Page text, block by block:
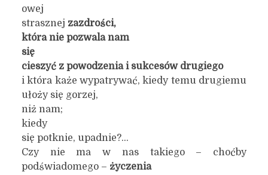
owej
strasznej zazdrości,
która nie pozwalanam
się
cieszyć z powodzenia i sukcesów drugiego
i która każe wypatrywać, kiedy temu drugiemu
ułoży się gorzej,
niż nam;
kiedy
się potknie, upadnie?…
Czy nie ma w nas takiego – choćby
podświadomego – życzenia